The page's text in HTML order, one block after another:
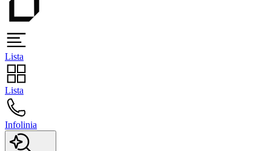
Lista
Lista
Infolinia